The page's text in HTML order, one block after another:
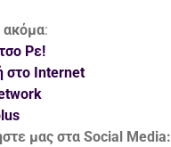
ακόμα:
Ρε!
στο Internet
μας στα Social Media: